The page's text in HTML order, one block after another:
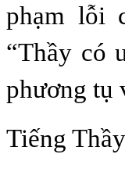
phạm lỗi
“Thầy có
phương tụ
Tiếng